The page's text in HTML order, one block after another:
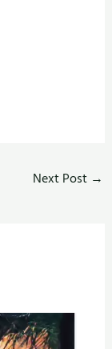
Next Post →